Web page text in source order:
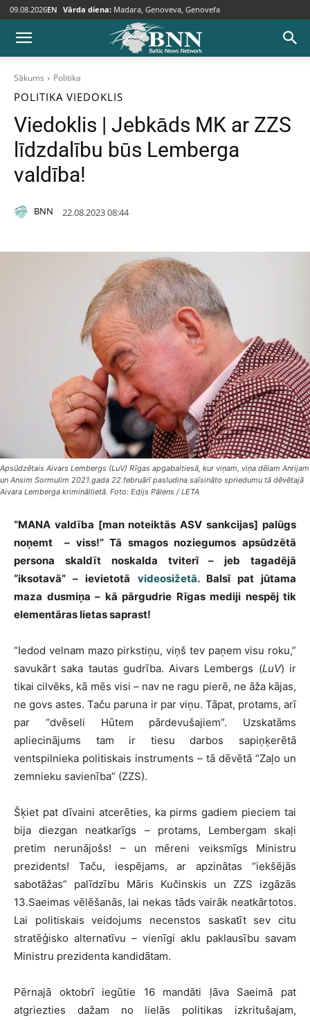
09.08.2026EN Vārda diena: Madara, Genoveva, Genovefa
Sākums Politika
POLITIKA VIEDOKLIS
Viedoklis | Jebkāds MK ar ZZS
līdzdalību būs Lemberga
valdība!
BNN 22.08.2023 08:44
Apsūdzētais Aivars Lembergs (LuV) Rīgas apgabaltiesā, kur viņam, viņa dēlam Anrijam
un Ansim Sormulim 2021.gada 22.februārī pasludina saīsināto spriedumu tā dēvētajā
Aivara Lemberga krimināllietā. Foto: Edijs Pālens / LETA
“MANA valdība [man noteiktās ASV sankcijas] palūgs
noņemt – viss!” Tā smagos noziegumos apsūdzētā
persona skaldīt noskalda tviterī – jeb tagadējā
“iksotavā” – ievietotā videosižetā. Balsī pat jūtama
maza dusmiņa – kā pārgudrie Rīgas mediji nespēj tik
elementāras lietas saprast!
“Iedod velnam mazo pirkstiņu, viņš tev paņem visu roku,”
savukārt saka tautas gudrība. Aivars Lembergs (LuV) ir
tikai cilvēks, kā mēs visi – nav ne ragu pierē, ne āža kājas,
ne govs astes. Taču paruna ir par viņu. Tāpat, protams, arī
par “dvēseli Hūtem pārdevušajiem”. Uzskatāms
apliecinājums tam ir tiesu darbos sapiņķerētā
ventspilnieka politiskais instruments – tā dēvētā “Zaļo un
zemnieku savienība” (ZZS).
Šķiet pat dīvaini atcerēties, ka pirms gadiem pieciem tai
bija diezgan neatkarīgs – protams, Lembergam skaļi
pretim nerunājošs! – un mēreni veiksmīgs Ministru
prezidents! Taču, iespējams, ar apzinātas “iekšējās
sabotāžas” palīdzību Māris Kučinskis un ZZS izgāzās
13.Saeimas vēlēšanās, lai nekas tāds vairāk neatkārtotos.
Lai politiskais veidojums necenstos saskatīt sev citu
stratēģisko alternatīvu – vienīgi aklu paklausību savam
Ministru prezidenta kandidātam.
Pērnajā oktobrī iegūtie 16 mandāti ļāva Saeimā pat
atgriezties dažam no lielās politikas izkritušajam,